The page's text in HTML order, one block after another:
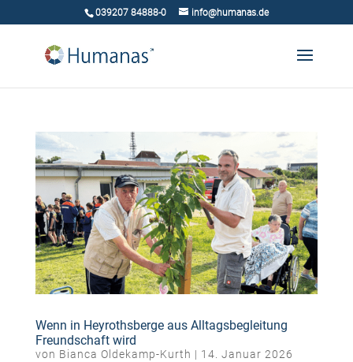
039207 84888-0 info@humanas.de
Wenn in Heyrothsberge aus Alltagsbegleitung
Freundschaft wird
von Bianca Oldekamp-Kurth | 14. Januar 2026